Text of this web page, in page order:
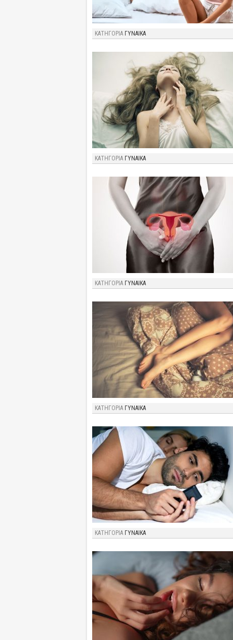
ΚΑΤΗΓΟΡΙΑ ΓΥΝΑΙΚΑ
ΚΑΤΗΓΟΡΙΑ ΓΥΝΑΙΚΑ
ΚΑΤΗΓΟΡΙΑ ΓΥΝΑΙΚΑ
ΚΑΤΗΓΟΡΙΑ ΓΥΝΑΙΚΑ
ΚΑΤΗΓΟΡΙΑ ΓΥΝΑΙΚΑ